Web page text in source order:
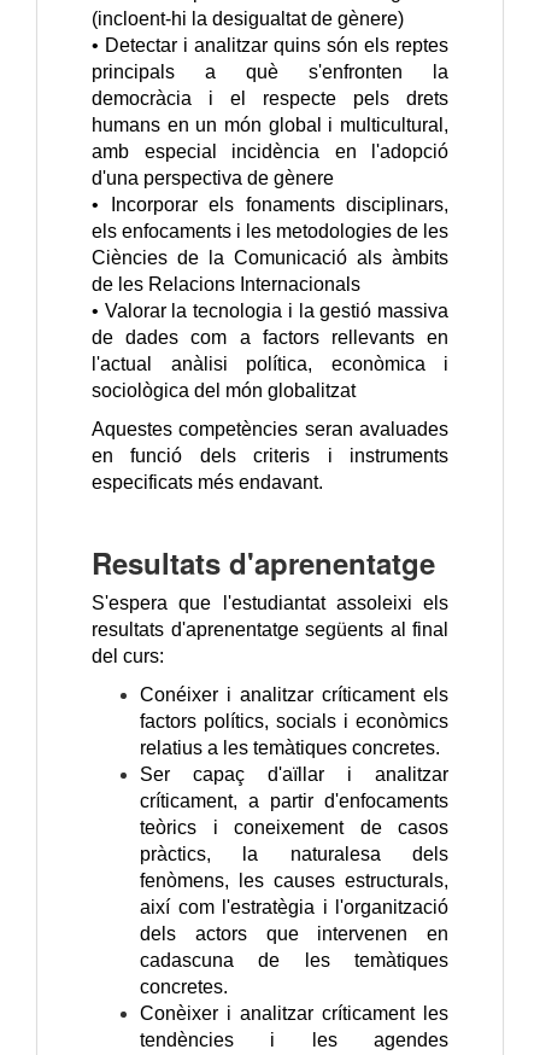
(incloent-hi la desigualtat de gènere)
• Detectar i analitzar quins són els reptes
principals a què s'enfronten la
democràcia i el respecte pels drets
humans en un món global i multicultural,
amb especial incidència en l'adopció
d'una perspectiva de gènere
• Incorporar els fonaments disciplinars,
els enfocaments i les metodologies de les
Ciències de la Comunicació als àmbits
de les Relacions Internacionals
• Valorar la tecnologia i la gestió massiva
de dades com a factors rellevants en
l'actual anàlisi política, econòmica i
sociològica del món globalitzat
Aquestes competències seran avaluades
en funció dels criteris i instruments
especificats més endavant.
Resultats d'aprenentatge
S'espera que l'estudiantat assoleixi els
resultats d'aprenentatge següents al final
del curs:
Conéixer i analitzar críticament els
factors polítics, socials i econòmics
relatius a les temàtiques concretes.
Ser capaç d'aïllar i analitzar
críticament, a partir d'enfocaments
teòrics i coneixement de casos
pràctics, la naturalesa dels
fenòmens, les causes estructurals,
així com l'estratègia i l'organització
dels actors que intervenen en
cadascuna de les temàtiques
concretes.
Conèixer i analitzar críticament les
tendències i les agendes